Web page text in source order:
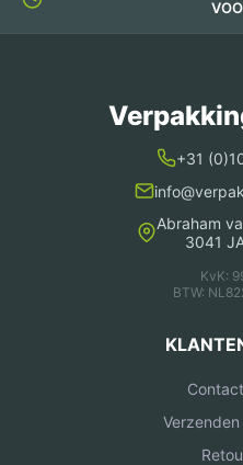
+31
Abraham
3041
KvK:
BTW: